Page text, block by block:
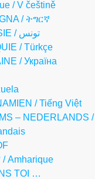
/ V češtině
/ ትግርኛ
TUNISIE / تونس
/ Türkçe
/ Україна
/ Tiếng Việt
– NEDERLANDS
Amharique
TOI …